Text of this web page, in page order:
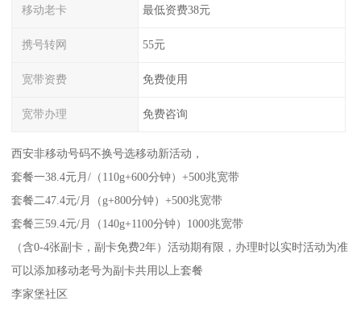
移动老卡 最低资费38元
携号转网 55元
宽带资费 免费使用
宽带办理 免费咨询
西安非移动号码不换号选移动新活动，
套餐一38.4元月/（110g+600分钟）+500兆宽带
套餐二47.4元/月（g+800分钟）+500兆宽带
套餐三59.4元/月（140g+1100分钟）1000兆宽带
（含0-4张副卡，副卡免费2年）活动期有限，办理时以实时活动为准
可以添加移动老号为副卡共用以上套餐
李家堡社区